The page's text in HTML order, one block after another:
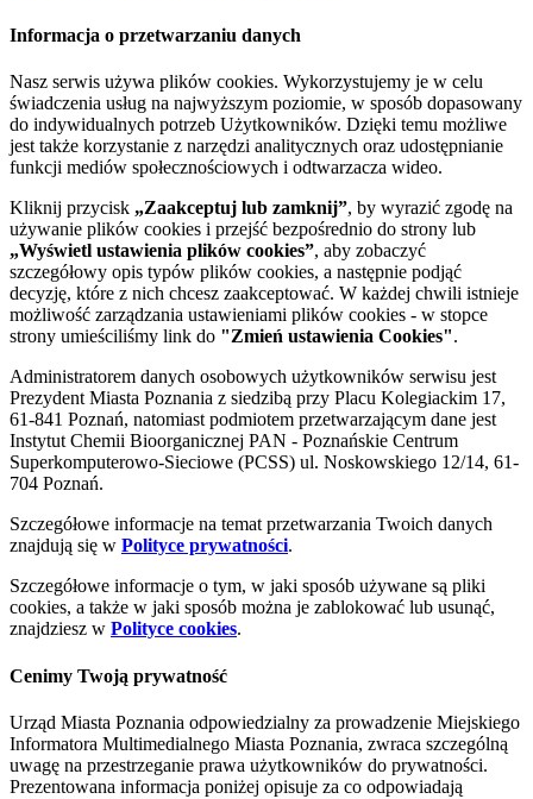
Informacja o przetwarzaniu danych
Nasz serwis używa plików cookies. Wykorzystujemy je w celu
świadczenia usług na najwyższym poziomie, w sposób dopasowany
do indywidualnych potrzeb Użytkowników. Dzięki temu możliwe
jest także korzystanie z narzędzi analitycznych oraz udostępnianie
funkcji mediów społecznościowych i odtwarzacza wideo.
Kliknij przycisk „Zaakceptuj lub zamknij”, by wyrazić zgodę na
używanie plików cookies i przejść bezpośrednio do strony lub
„Wyświetl ustawienia plików cookies”, aby zobaczyć
szczegółowy opis typów plików cookies, a następnie podjąć
decyzję, które z nich chcesz zaakceptować. W każdej chwili istnieje
możliwość zarządzania ustawieniami plików cookies - w stopce
strony umieściliśmy link do "Zmień ustawienia Cookies".
Administratorem danych osobowych użytkowników serwisu jest
Prezydent Miasta Poznania z siedzibą przy Placu Kolegiackim 17,
61-841 Poznań, natomiast podmiotem przetwarzającym dane jest
Instytut Chemii Bioorganicznej PAN - Poznańskie Centrum
Superkomputerowo-Sieciowe (PCSS) ul. Noskowskiego 12/14, 61-
704 Poznań.
Szczegółowe informacje na temat przetwarzania Twoich danych
znajdują się w Polityce prywatności.
Szczegółowe informacje o tym, w jaki sposób używane są pliki
cookies, a także w jaki sposób można je zablokować lub usunąć,
znajdziesz w Polityce cookies.
Cenimy Twoją prywatność
Urząd Miasta Poznania odpowiedzialny za prowadzenie Miejskiego
Informatora Multimedialnego Miasta Poznania, zwraca szczególną
uwagę na przestrzeganie prawa użytkowników do prywatności.
Prezentowana informacja poniżej opisuje za co odpowiadają